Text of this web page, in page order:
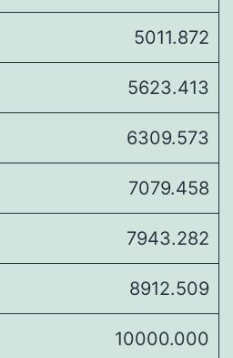
5011.872
5623.413
6309.573
7079.458
7943.282
8912.509
10000.000